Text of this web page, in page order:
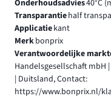
Onderhoudsadvies40°C
Transparantiehalf
Applicatiekant
Merkbonprix
Verantwoordelijke
Handelsgesellschaft mbH
| Duitsland, Contact:
https://www.bonprix.nl/